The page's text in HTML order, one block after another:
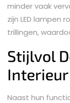
minder vaak
zijn LED lampen
trillingen,
Stijlvol
Interieur
Naast hun